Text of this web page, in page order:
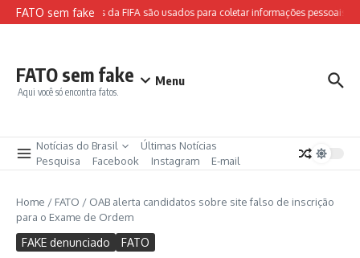
Ir para o conteúdo
FATO sem fake
Sites falsos da FIFA são usados para coletar informações pessoais e
FATO sem fake
Aqui você só encontra fatos.
Menu
Notícias do Brasil
Últimas Notícias
Pesquisa
Facebook Instagram E-mail
Home / FATO / OAB alerta candidatos sobre site falso de inscrição
para o Exame de Ordem
FAKE denunciado FATO